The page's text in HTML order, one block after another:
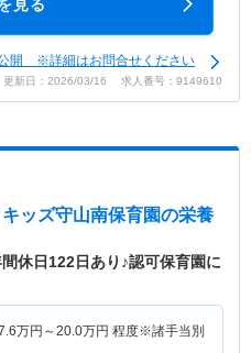
見る
開 ※詳細はお問合せください
更新日：2026/03/16 求人番号：9149610
ッズ守山南保育園の栄養
休日122日あり♪認可保育園に
万円～20.0万円 程度※諸手当別